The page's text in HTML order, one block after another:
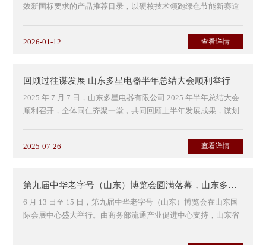
效新国标要求的产品推荐目录，以硬核技术领跑绿色节能新赛道
2026-01-12 查看详情
回顾过往谋发展 山东多星电器半年总结大会顺利举行
2025 年 7 月 7 日，山东多星电器有限公司 2025 年半年总结大会
顺利召开，全体同仁齐聚一堂，共同回顾上半年发展成果，谋划
会上，公司领导立足行业发展...
2025-07-26 查看详情
第九届中华老字号（山东）博览会圆满落幕，山东多星电器彰显品牌魅力
6 月 13 日至 15 日，第九届中华老字号（山东）博览会在山东国
际会展中心盛大举行。由商务部流通产业促进中心支持，山东省